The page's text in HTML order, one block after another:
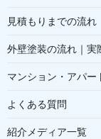
見積もりまでの流れ
外壁塗装の流れ｜実
マンション・アパー
よくある質問
紹介メディア一覧